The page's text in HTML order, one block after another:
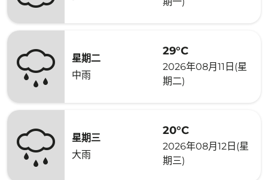
星期二
中雨
29°C
2026年08月11日(星
期二)
星期三
大雨
20°C
2026年08月12日(星
期三)